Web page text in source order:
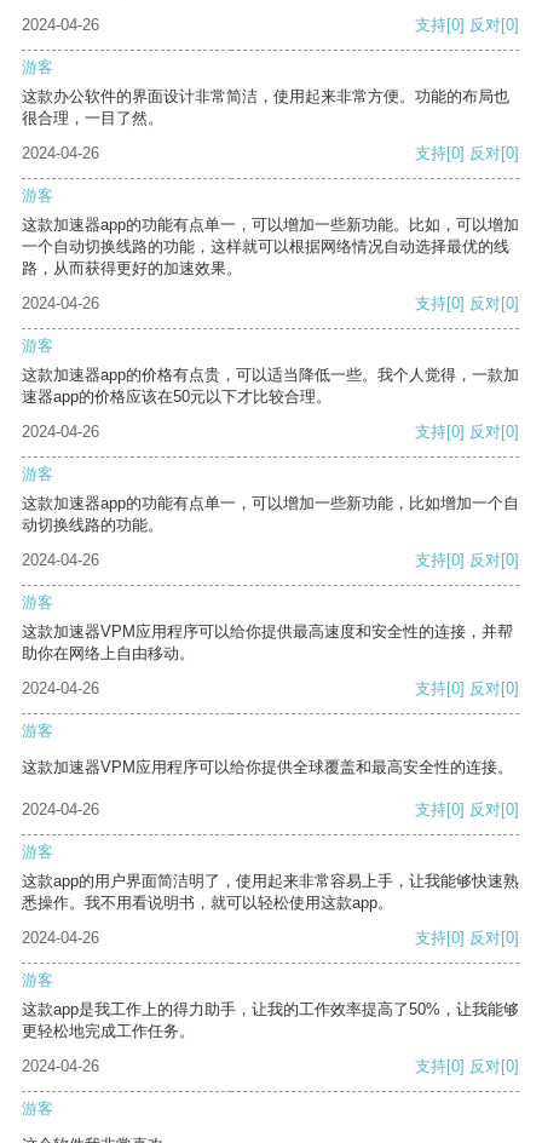
2024-04-26 支持[0] 反对[0]
游客
这款办公软件的界面设计非常简洁，使用起来非常方便。功能的布局也
很合理，一目了然。
2024-04-26
支持[0] 反对[0]
游客
这款加速器app的功能有点单一，可以增加一些新功能。比如，可以增加
一个自动切换线路的功能，这样就可以根据网络情况自动选择最优的线
路，从而获得更好的加速效果。
2024-04-26
支持[0] 反对[0]
游客
这款加速器app的价格有点贵，可以适当降低一些。我个人觉得，一款加
速器app的价格应该在50元以下才比较合理。
2024-04-26
支持[0] 反对[0]
游客
这款加速器app的功能有点单一，可以增加一些新功能，比如增加一个自
动切换线路的功能。
2024-04-26
支持[0] 反对[0]
游客
这款加速器VPM应用程序可以给你提供最高速度和安全性的连接，并帮
助你在网络上自由移动。
2024-04-26
支持[0] 反对[0]
游客
这款加速器VPM应用程序可以给你提供全球覆盖和最高安全性的连接。
2024-04-26 支持[0] 反对[0]
游客
这款app的用户界面简洁明了，使用起来非常容易上手，让我能够快速熟
悉操作。我不用看说明书，就可以轻松使用这款app。
2024-04-26
支持[0] 反对[0]
游客
这款app是我工作上的得力助手，让我的工作效率提高了50%，让我能够
更轻松地完成工作任务。
2024-04-26
支持[0] 反对[0]
游客